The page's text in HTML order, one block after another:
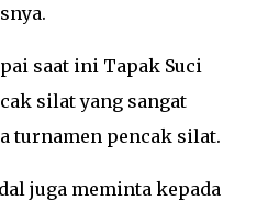
saat ini Tapak Suci
silat yang sangat
turnamen pencak silat.
juga meminta kepada